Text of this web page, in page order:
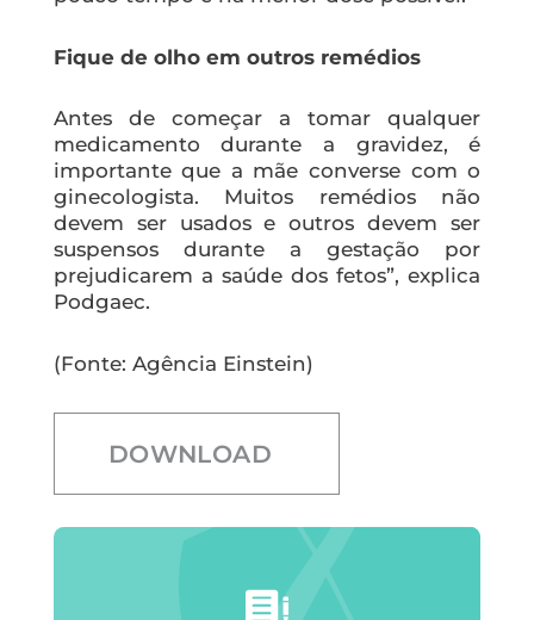
Fique de olho em outros remédios
Antes de começar a tomar qualquer
medicamento durante a gravidez, é
importante que a mãe converse com o
ginecologista. Muitos remédios não
devem ser usados e outros devem ser
suspensos durante a gestação por
prejudicarem a saúde dos fetos”, explica
Podgaec.
(Fonte: Agência Einstein)
DOWNLOAD